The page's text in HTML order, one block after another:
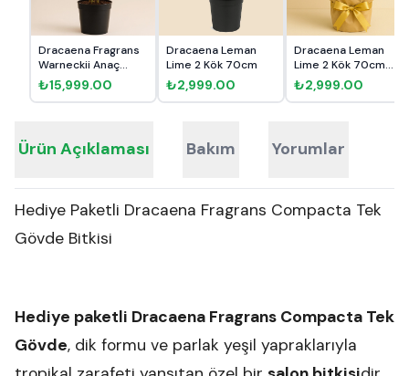
Dracaena Fragrans
Warneckii Anaç
140cm
₺15,999.00
Dracaena Leman
Lime 2 Kök 70cm
₺2,999.00
Dracaena Leman
Lime 2 Kök 70cm
Hediye Pa...
₺2,999.00
Ürün Açıklaması Bakım Yorumlar
Hediye Paketli Dracaena Fragrans Compacta Tek
Gövde Bitkisi
Hediye paketli Dracaena Fragrans Compacta Tek
Gövde, dik formu ve parlak yeşil yapraklarıyla